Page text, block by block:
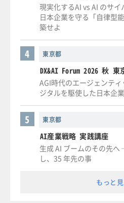
現実化するAI vs AI のサ
日本企業を守る「自律型
築せよ
東京都
4
DX&AI Forum 2026 秋 東
AGI時代のエージェンテ
ジタルを駆使した日本企
東京都
5
AI産業戦略 実践講座
生成 AI ブームのその先
し、35 年先の事
もっと